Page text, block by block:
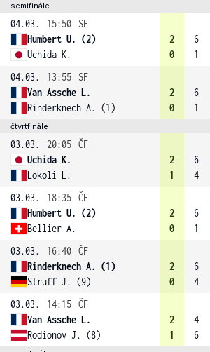
semifinále
04.03. 15:50
SF
Humbert U. (2)
Uchida K.
2
0
6
1
04.03.
13:55
SF
Van Assche L.
Rinderknech A. (1)
2
0
6
1
čtvrtfinále
03.03. 20:05 ČF
Uchida K.
Lokoli L.
2
1
6
4
03.03.
18:35 ČF
Humbert U. (2)
Bellier A.
2
0
6
1
03.03.
16:40 ČF
Rinderknech A. (1)
Struff J. (9)
2
0
6
4
03.03.
14:15 ČF
Van Assche L.
Rodionov J. (8)
2
1
4
6